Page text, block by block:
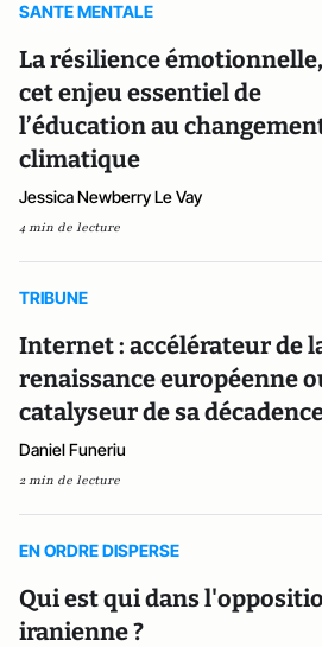
SANTE MENTALE
La résilience émotionnelle,
cet enjeu essentiel de
l’éducation au
climatique
Jessica Newberry Le Vay
4 min de lecture
TRIBUNE
Internet : accélérateur de
renaissance européenne
catalyseur de sa
Daniel Funeriu
2 min de lecture
EN ORDRE DISPERSE
Qui est qui dans
iranienne ?